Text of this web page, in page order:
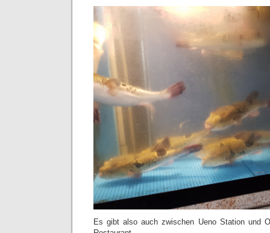
Es gibt also auch zwischen Ueno Station und